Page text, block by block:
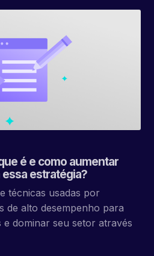
é e como aumentar
estratégia?
técnicas usadas por
de alto desempenho para
e dominar seu setor através